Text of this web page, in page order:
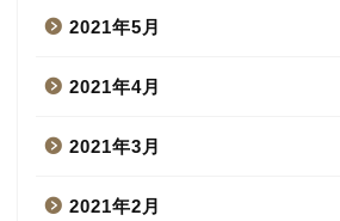
2021年5月
2021年4月
2021年3月
2021年2月